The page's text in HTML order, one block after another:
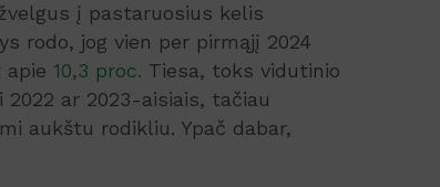
į pastaruosius kelis
rodo, jog vien per pirmąjį 2024
10,3 proc. Tiesa, toks vidutinio
ar 2023-aisiais, tačiau
aukštu rodikliu. Ypač dabar,